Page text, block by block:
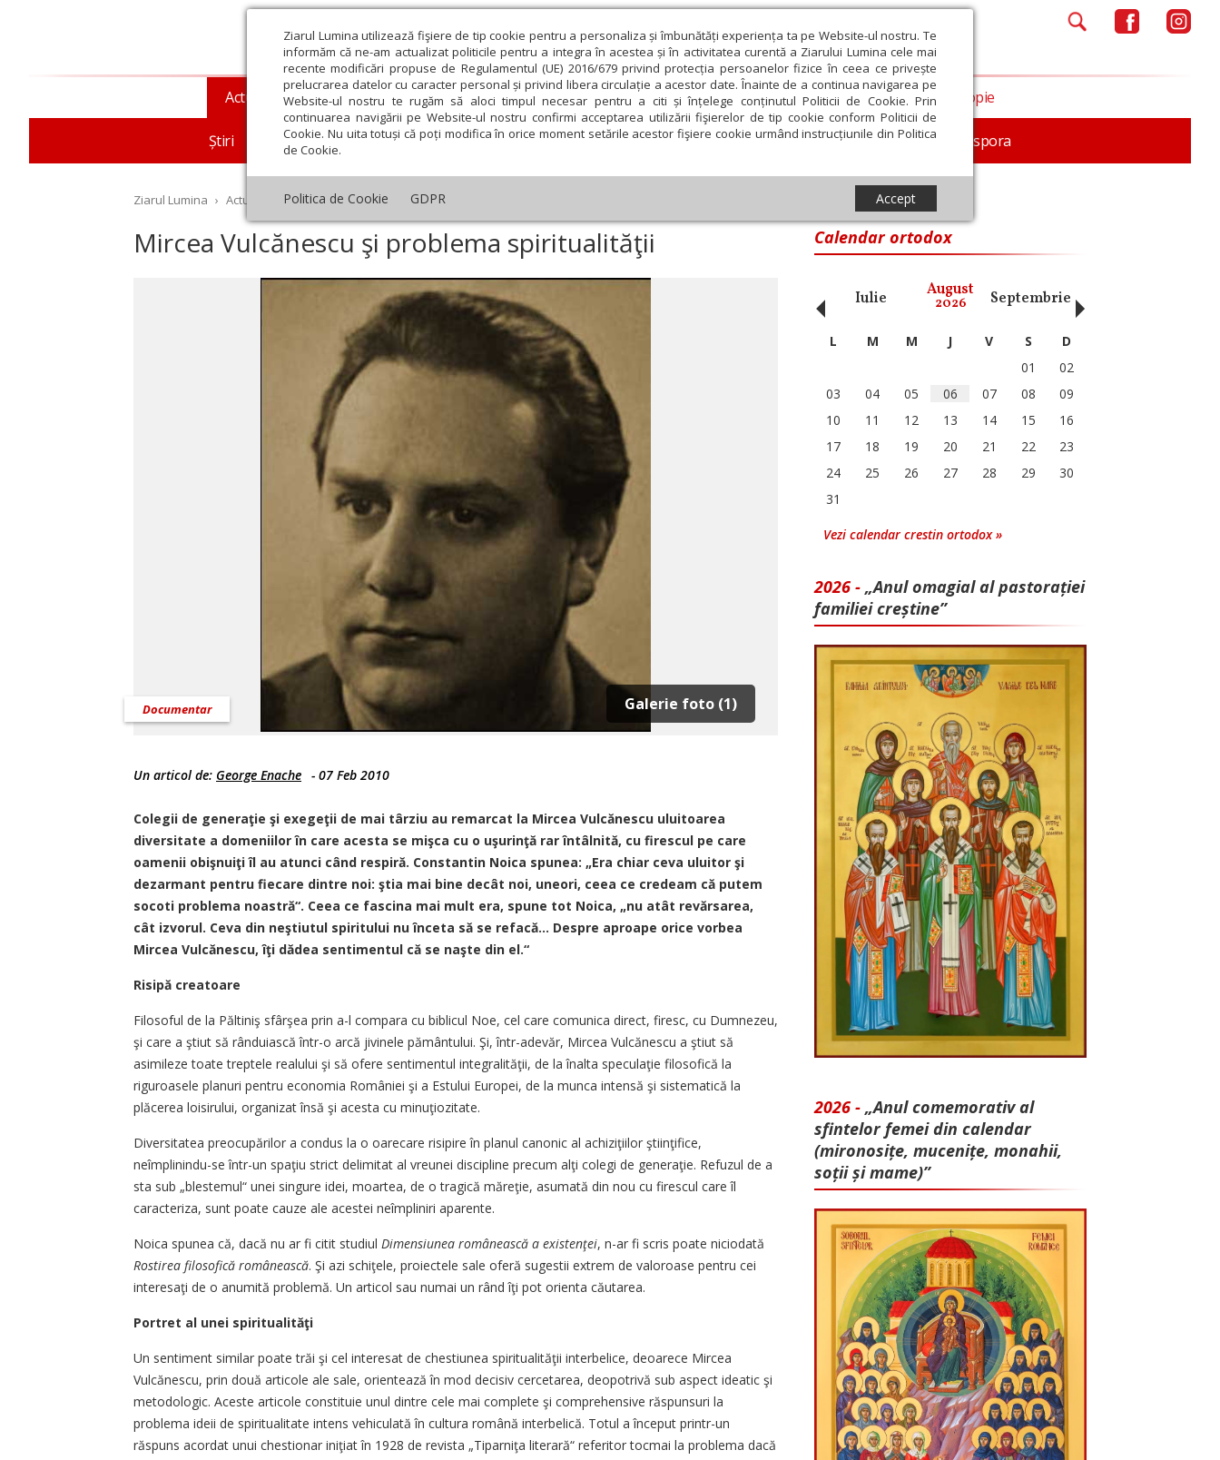
Ziarul Lumina utilizează fişiere de tip cookie pentru a personaliza și îmbunătăți experiența ta pe Website-ul nostru. Te
informăm că ne-am actualizat politicile pentru a integra în acestea și în activitatea curentă a Ziarului Lumina cele mai
recente modificări propuse de Regulamentul (UE) 2016/679 privind protecția persoanelor fizice în ceea ce privește
prelucrarea datelor cu caracter personal și privind libera circulație a acestor date. Înainte de a continua navigarea pe
Website-ul nostru te rugăm să aloci timpul necesar pentru a citi și înțelege conținutul Politicii de Cookie. Prin
continuarea navigării pe Website-ul nostru confirmi acceptarea utilizării fişierelor de tip cookie conform Politicii de
Cookie. Nu uita totuși că poți modifica în orice moment setările acestor fişiere cookie urmând instrucțiunile din Politica
de Cookie.
Politica de Cookie GDPR Accept
Actualitate religioasă
Știri Mesaje și cuvântări An omagial Comunicate de presă Documentar In memoriam Diaspora
Teologie și spiritualitate Educaţie și Cultură Societate Opinii Filantropie
Ziarul Lumina › Actualitate religioasă › Documentar › Mircea Vulcănescu şi problema spiritualităţii
Mircea Vulcănescu şi problema spiritualităţii
Galerie foto (1)
Documentar
Un articol de: George Enache - 07 Feb 2010
Colegii de generaţie şi exegeţii de mai târziu au remarcat la Mircea Vulcănescu uluitoarea
diversitate a domeniilor în care acesta se mişca cu o uşurinţă rar întâlnită, cu firescul pe care
oamenii obişnuiţi îl au atunci când respiră. Constantin Noica spunea: „Era chiar ceva uluitor şi
dezarmant pentru fiecare dintre noi: ştia mai bine decât noi, uneori, ceea ce credeam că putem
socoti problema noastră“. Ceea ce fascina mai mult era, spune tot Noica, „nu atât revărsarea,
cât izvorul. Ceva din neştiutul spiritului nu înceta să se refacă… Despre aproape orice vorbea
Mircea Vulcănescu, îţi dădea sentimentul că se naşte din el.“
Risipă creatoare
Filosoful de la Păltiniş sfârşea prin a-l compara cu biblicul Noe, cel care comunica direct, firesc, cu Dumnezeu,
şi care a ştiut să rânduiască într-o arcă jivinele pământului. Şi, într-adevăr, Mircea Vulcănescu a ştiut să
asimileze toate treptele realului şi să ofere sentimentul integralităţii, de la înalta speculaţie filosofică la
riguroasele planuri pentru economia României şi a Estului Europei, de la munca intensă şi sistematică la
plăcerea loisirului, organizat însă şi acesta cu minuţiozitate.
Diversitatea preocupărilor a condus la o oarecare risipire în planul canonic al achiziţiilor ştiinţifice,
neîmplinindu-se într-un spaţiu strict delimitat al vreunei discipline precum alţi colegi de generaţie. Refuzul de a
sta sub „blestemul“ unei singure idei, moartea, de o tragică măreţie, asumată din nou cu firescul care îl
caracteriza, sunt poate cauze ale acestei neîmpliniri aparente.
Noica spunea că, dacă nu ar fi citit studiul Dimensiunea românească a existenţei, n-ar fi scris poate niciodată
Rostirea filosofică românească. Şi azi schiţele, proiectele sale oferă sugestii extrem de valoroase pentru cei
interesaţi de o anumită problemă. Un articol sau numai un rând îţi pot orienta căutarea.
Portret al unei spiritualităţi
Un sentiment similar poate trăi şi cel interesat de chestiunea spiritualităţii interbelice, deoarece Mircea
Vulcănescu, prin două articole ale sale, orientează în mod decisiv cercetarea, deopotrivă sub aspect ideatic şi
metodologic. Aceste articole constituie unul dintre cele mai complete şi comprehensive răspunsuri la
problema ideii de spiritualitate intens vehiculată în cultura română interbelică. Totul a început printr-un
răspuns acordat unui chestionar iniţiat în 1928 de revista „Tiparniţa literară“ referitor tocmai la problema dacă
Calendar ortodox
Ianuarie Februarie Iulie August
2026 Septembrie Octombrie
‹ L M M J V S
D
01
02
03
04 05 06 07 08
09
10
11 12 13 14 15
16
17
18 19 20 21 22
23
24
25 26 27 28 29
30
31
Vezi calendar crestin ortodox »
2026 - „Anul omagial al pastorației
familiei creștine”
2026 - „Anul comemorativ al
sfintelor femei din calendar
(mironosițe, mu­cenițe, monahii,
soții și mame)”